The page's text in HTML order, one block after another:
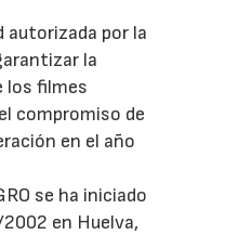
autorizada por la
la
los filmes
compromiso de
en el año
se ha iniciado
en Huelva,